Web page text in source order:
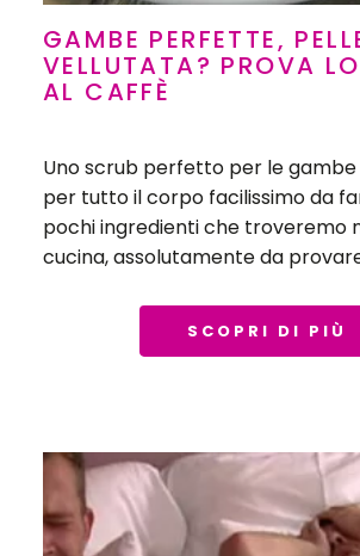
GAMBE PERFETTE,
VELLUTATA? PROVA
AL CAFFÈ
Uno scrub perfetto per le
per tutto il corpo facilissimo da
pochi ingredienti che troveremo
cucina, assolutamente da
SCOPRI DI PIÙ